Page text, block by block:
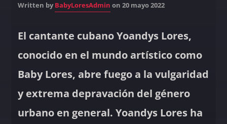
Written byBabyLoresAdmin on 20 mayo 2022
El cantante cubano Yoandys Lores,
conocido en el mundo artístico como
Baby Lores, abre fuego a la vulgaridad
y extrema depravación del género
urbano en general. Yoandys Lores ha